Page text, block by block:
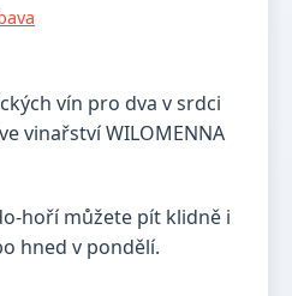
hoří můžete pít klidně i
hned v pondělí.